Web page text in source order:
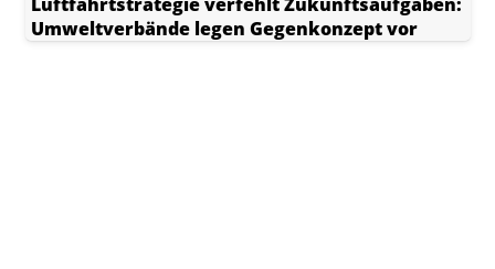
Luftfahrtstrategie verfehlt Zukunftsaufgaben:
Umweltverbände legen Gegenkonzept vor